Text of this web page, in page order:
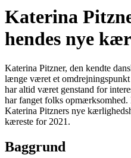
Katerina
hendes nye
Katerina Pitzner, den kendte
længe været et
har altid været genstand for
har fanget folks
Katerina Pitzners nye
kæreste for 2021.
Baggrund